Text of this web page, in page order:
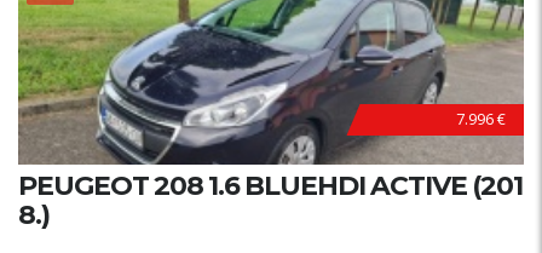
7.996 €
PEUGEOT 208 1.6 BLUEHDI ACTIVE (201
8.)